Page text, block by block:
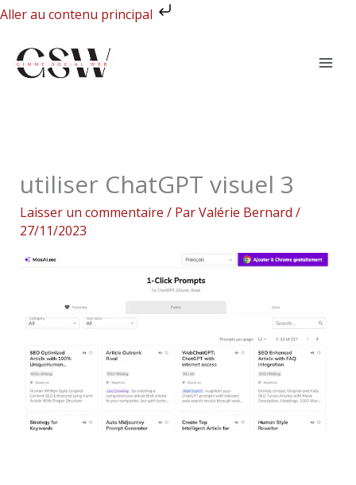
Aller au contenu principal
Aller
contenu
utiliser ChatGPT visuel 3
Laisser un commentaire / ParValérie Bernard /
27/11/2023